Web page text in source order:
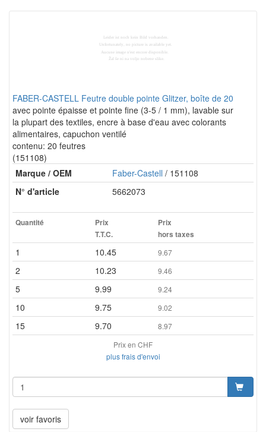
FABER-CASTELL Feutre double pointe Glitzer, boîte de 20
avec pointe épaisse et pointe fine (3-5 / 1 mm), lavable sur
la plupart des textiles, encre à base d'eau avec colorants
alimentaires, capuchon ventilé
contenu: 20 feutres
(151108)
Marque / OEM
Faber-Castell / 151108
N° d'article
5662073
Quantité
Prix
T.T.C.
Prix
hors taxes
1 10.45 9.67
2 10.23 9.46
5 9.99 9.24
10 9.75 9.02
15 9.70
8.97
Prix en CHF
plus frais d'envoi
voir favoris